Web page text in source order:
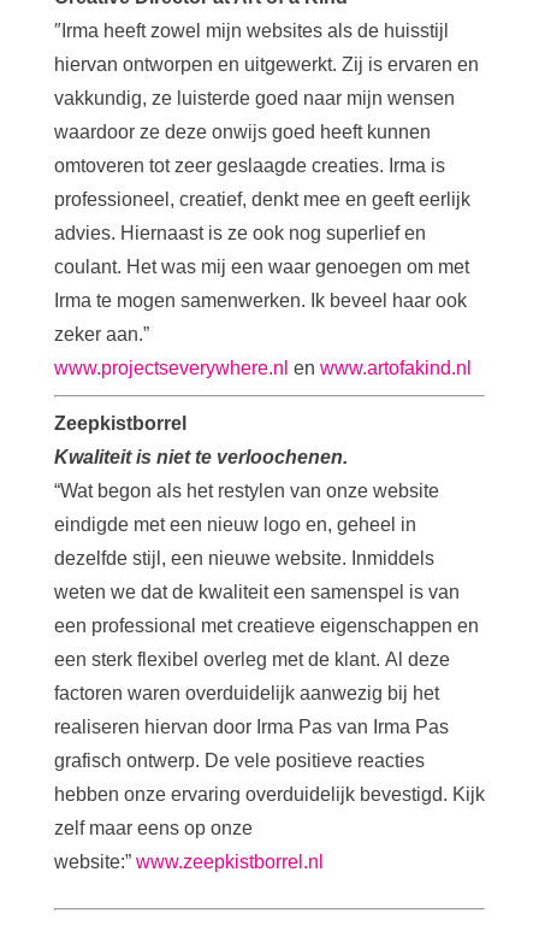
″Irma heeft zowel mijn websites als de huisstijl
hiervan ontworpen en uitgewerkt. Zij is ervaren en
vakkundig, ze luisterde goed naar mijn wensen
waardoor ze deze onwijs goed heeft kunnen
omtoveren tot zeer geslaagde creaties. Irma is
professioneel, creatief, denkt mee en geeft eerlijk
advies. Hiernaast is ze ook nog superlief en
coulant. Het was mij een waar genoegen om met
Irma te mogen samenwerken. Ik beveel haar ook
zeker aan.”
www.projectseverywhere.nl en www.artofakind.nl
Zeepkistborrel
Kwaliteit is niet te verloochenen.
“Wat begon als het restylen van onze website
eindigde met een nieuw logo en, geheel in
dezelfde stijl, een nieuwe website. Inmiddels
weten we dat de kwaliteit een samenspel is van
een professional met creatieve eigenschappen en
een sterk flexibel overleg met de klant. Al deze
factoren waren overduidelijk aanwezig bij het
realiseren hiervan door Irma Pas van Irma Pas
grafisch ontwerp. De vele positieve reacties
hebben onze ervaring overduidelijk bevestigd. Kijk
zelf maar eens op onze
website:” www.zeepkistborrel.nl